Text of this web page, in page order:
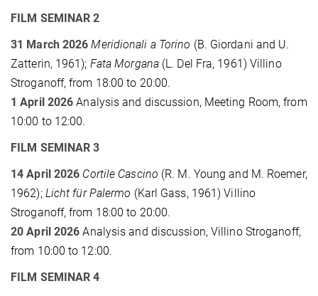
FILM SEMINAR 2
31 March 2026 Meridionali a Torino (B. Giordani and U.
Zatterin, 1961); Fata Morgana(L. Del Fra, 1961) Villino
Stroganoff, from 18:00 to 20:00.
1 April 2026 Analysis and discussion, Meeting Room, from
10:00 to 12:00.
FILM SEMINAR 3
14 April 2026 Cortile Cascino (R. M. Young and M. Roemer,
1962); Licht für Palermo (Karl Gass, 1961) Villino
Stroganoff, from 18:00 to 20:00.
20 April 2026 Analysis and discussion, Villino Stroganoff,
from 10:00 to 12:00.
FILM SEMINAR 4